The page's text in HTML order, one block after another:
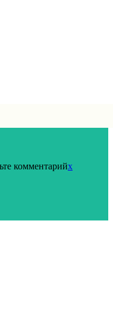
комментарийx